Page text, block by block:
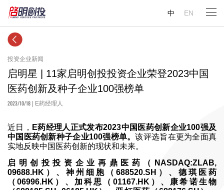
中 EN
投资企业新闻
启明星 | 11家启明创投投资企业荣登2023中国
医药创新及种子企业100强榜单
2023/10/18 | E药经理人
近日， E药经理人正式发布2023中国医药创新企业100强及
中国医药创新种子企业100强榜单。该评选旨在更为全面真
实地反映中国医药创新的现状和未来。
启明创投投资企业再鼎医药（NASDAQ:ZLAB,
09688.HK）、神州细胞（688520.SH）、德琪医药
（06996.HK）、加科思（01167.HK）、康希诺生物